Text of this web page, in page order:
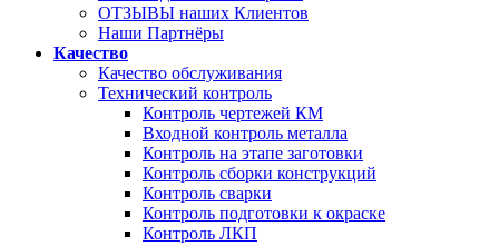
ОТЗЫВЫ наших Клиентов
Наши Партнёры
Качество
Качество обслуживания
Технический контроль
Контроль чертежей КМ
Входной контроль металла
Контроль на этапе заготовки
Контроль сборки конструкций
Контроль сварки
Контроль подготовки к окраске
Контроль ЛКП